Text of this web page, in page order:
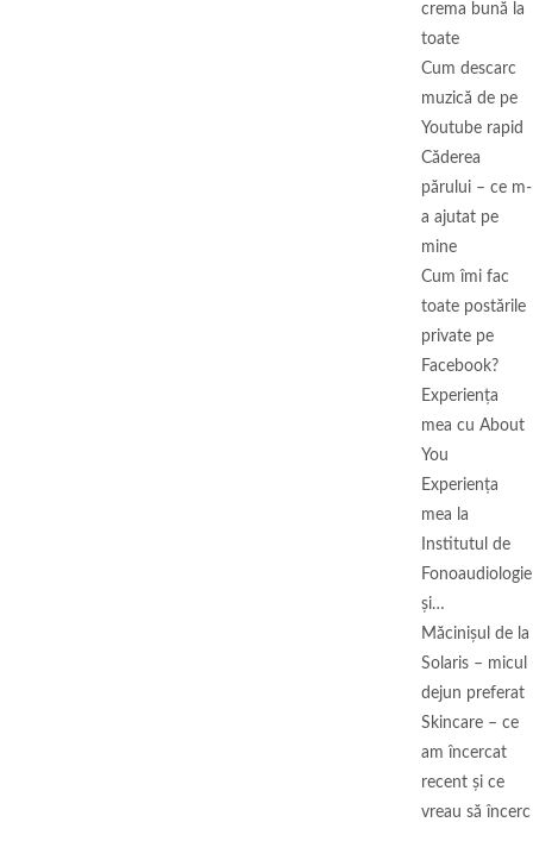
crema bună la
toate
Cum descarc
muzică de pe
Youtube rapid
Căderea
părului – ce m-
a ajutat pe
mine
Cum îmi fac
toate postările
private pe
Facebook?
Experiența
mea cu About
You
Experiența
mea la
Institutul de
Fonoaudiologie
și…
Măcinişul de la
Solaris – micul
dejun preferat
Skincare – ce
am încercat
recent și ce
vreau să încerc